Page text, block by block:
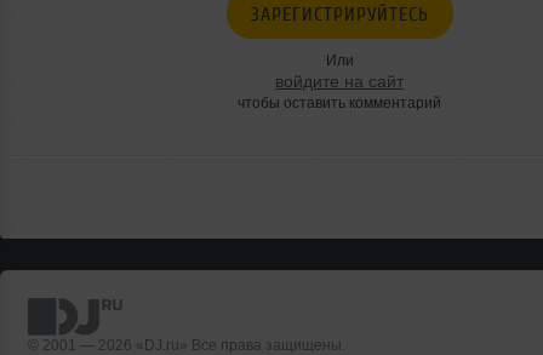
ЗАРЕГИСТРИРУЙТЕСЬ
Или
войдите на сайт
чтобы оставить комментарий
© 2001 — 2026 «DJ.ru» Все права защищены.